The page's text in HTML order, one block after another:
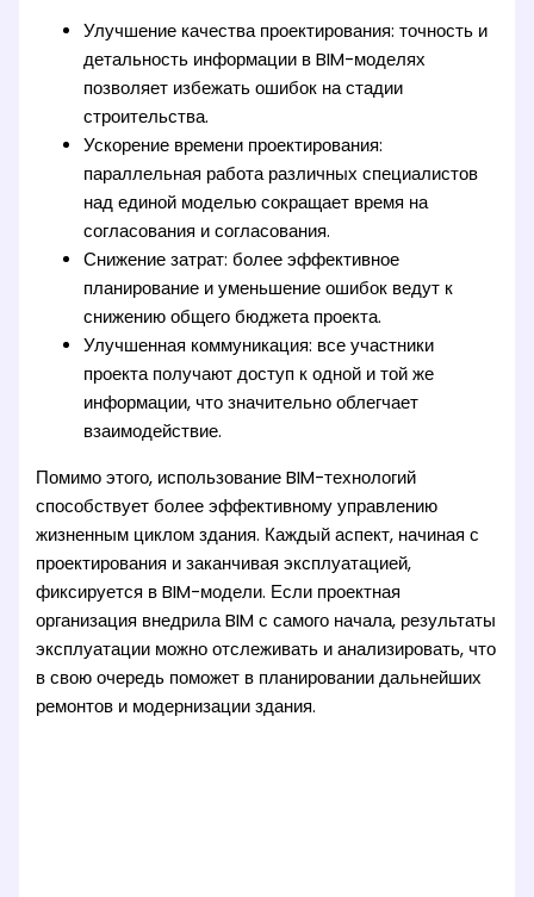
Улучшение качества проектирования: точность и
детальность информации в BIM-моделях
позволяет избежать ошибок на стадии
строительства.
Ускорение времени проектирования:
параллельная работа различных специалистов
над единой моделью сокращает время на
согласования и согласования.
Снижение затрат: более эффективное
планирование и уменьшение ошибок ведут к
снижению общего бюджета проекта.
Улучшенная коммуникация: все участники
проекта получают доступ к одной и той же
информации, что значительно облегчает
взаимодействие.
Помимо этого, использование BIM-технологий
способствует более эффективному управлению
жизненным циклом здания. Каждый аспект, начиная с
проектирования и заканчивая эксплуатацией,
фиксируется в BIM-модели. Если проектная
организация внедрила BIM с самого начала, результаты
эксплуатации можно отслеживать и анализировать, что
в свою очередь поможет в планировании дальнейших
ремонтов и модернизации здания.